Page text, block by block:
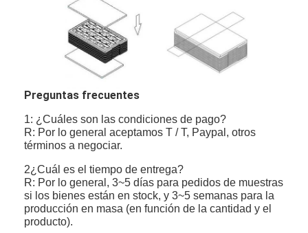
Preguntas frecuentes
1: ¿Cuáles son las condiciones de pago?
R: Por lo general aceptamos T / T, Paypal, otros
términos a negociar.
2¿Cuál es el tiempo de entrega?
R: Por lo general, 3~5 días para pedidos de muestras
si los bienes están en stock, y 3~5 semanas para la
producción en masa (en función de la cantidad y el
producto).